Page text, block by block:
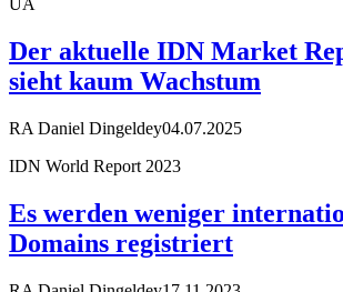
UA
Der aktuelle IDN Market
sieht kaum Wachstum
RA Daniel Dingeldey04.07.2025
IDN World Report 2023
Es werden weniger
Domains registriert